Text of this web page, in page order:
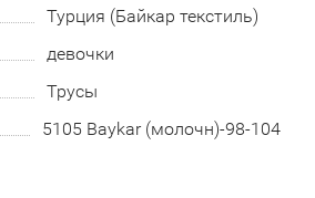
Турция (Байкар текстиль)
девочки
Трусы
5105 Baykar (молочн)-98-104